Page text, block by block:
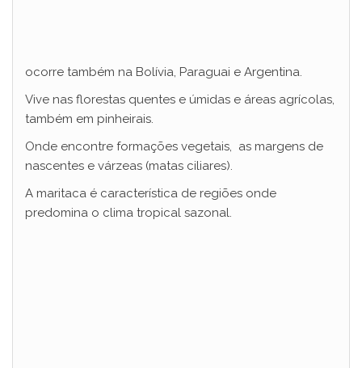
ocorre também na Bolívia, Paraguai e Argentina.
Vive nas florestas quentes e úmidas e áreas agrícolas,
também em pinheirais.
Onde encontre formações vegetais, as margens de
nascentes e várzeas (matas ciliares).
A maritaca é característica de regiões onde
predomina o clima tropical sazonal.